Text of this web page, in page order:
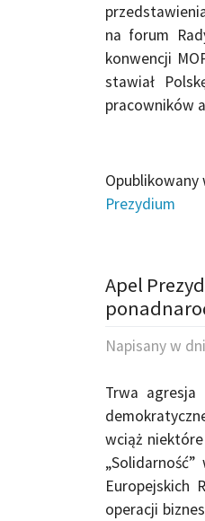
na forum
konwencji
stawiał
pracowników
Opublikowany
Prezydium
Apel
Napisany w
Trwa agresja
wciąż
Europejskich
operacji